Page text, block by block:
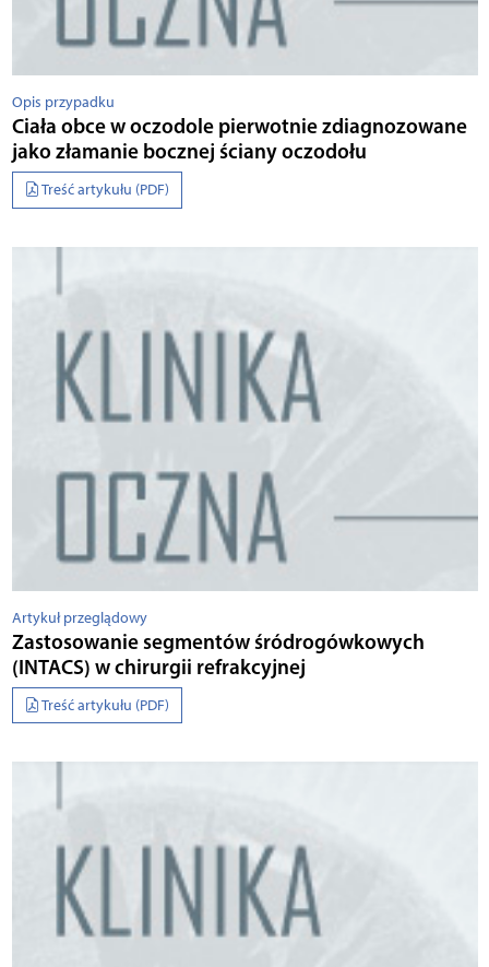
Opis przypadku
Ciała obce w oczodole pierwotnie zdiagnozowane
jako złamanie bocznej ściany oczodołu
Treść artykułu (PDF)
Artykuł przeglądowy
Zastosowanie segmentów śródrogówkowych
(INTACS) w chirurgii refrakcyjnej
Treść artykułu (PDF)